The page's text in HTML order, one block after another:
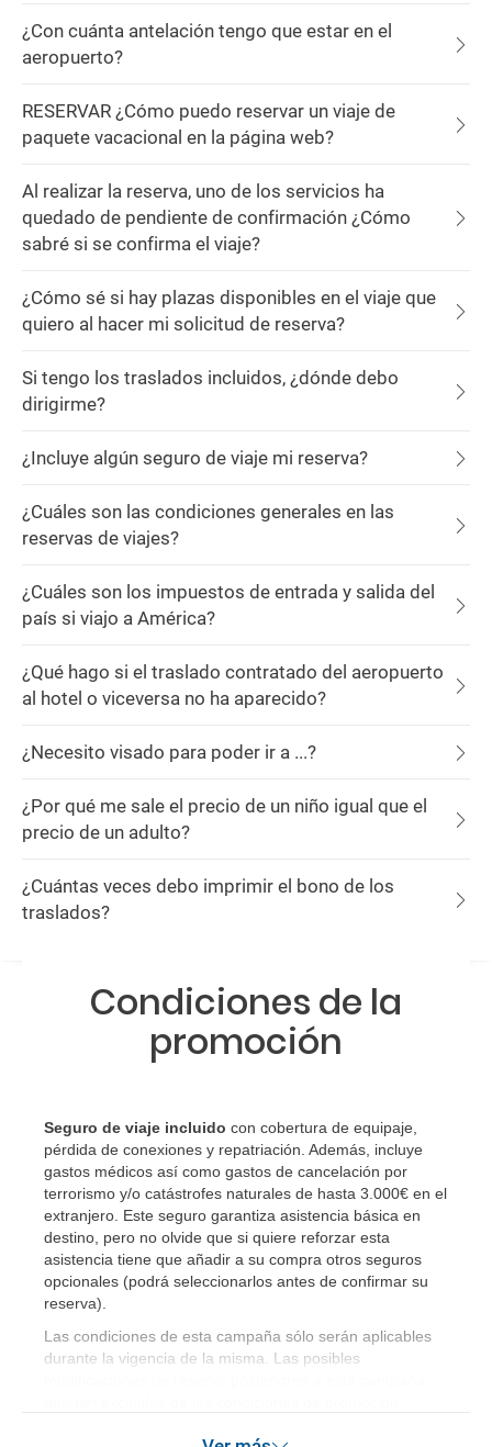
¿Con cuánta antelación tengo que estar en el
aeropuerto?
RESERVAR ¿Cómo puedo reservar un viaje de
paquete vacacional en la página web?
Al realizar la reserva, uno de los servicios ha
quedado de pendiente de confirmación ¿Cómo
sabré si se confirma el viaje?
¿Cómo sé si hay plazas disponibles en el viaje que
quiero al hacer mi solicitud de reserva?
Si tengo los traslados incluidos, ¿dónde debo
dirigirme?
¿Incluye algún seguro de viaje mi reserva?
¿Cuáles son las condiciones generales en las
reservas de viajes?
¿Cuáles son los impuestos de entrada y salida del
país si viajo a América?
¿Qué hago si el traslado contratado del aeropuerto
al hotel o viceversa no ha aparecido?
¿Necesito visado para poder ir a ...?
¿Por qué me sale el precio de un niño igual que el
precio de un adulto?
¿Cuántas veces debo imprimir el bono de los
traslados?
Condiciones de la
promoción
Seguro de viaje incluido con cobertura de equipaje,
pérdida de conexiones y repatriación. Además, incluye
gastos médicos así como gastos de cancelación por
terrorismo y/o catástrofes naturales de hasta 3.000€ en el
extranjero. Este seguro garantiza asistencia básica en
destino, pero no olvide que si quiere reforzar esta
asistencia tiene que añadir a su compra otros seguros
opcionales (podrá seleccionarlos antes de confirmar su
reserva)
Las condiciones de esta campaña sólo serán aplicables
durante la vigencia de la misma. Las posibles